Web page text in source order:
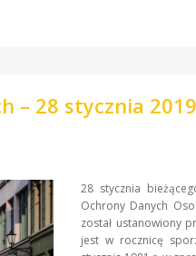
– 28 stycznia
28 stycznia
Ochrony Danych
został ustanowiony
jest w rocznicę